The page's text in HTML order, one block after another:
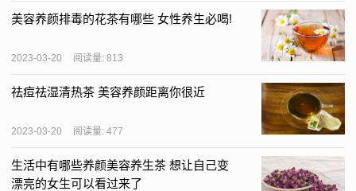
美容养颜排毒的花茶有哪些 女性养生必喝!
2023-03-20 阅读量: 813
祛痘祛湿清热茶 美容养颜距离你很近
2023-03-20 阅读量: 477
生活中有哪些养颜美容养生茶 想让自己变
漂亮的女生可以看过来了